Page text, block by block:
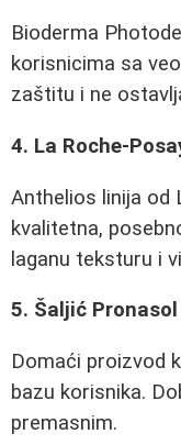
Bioderma
korisnicima sa
zaštitu i ne
4. La Roche-
Anthelios linija od
kvalitetna,
laganu teksturu i
5. Šaljić Pronasol
Domaći proizvod
bazu korisnika.
premasnim.